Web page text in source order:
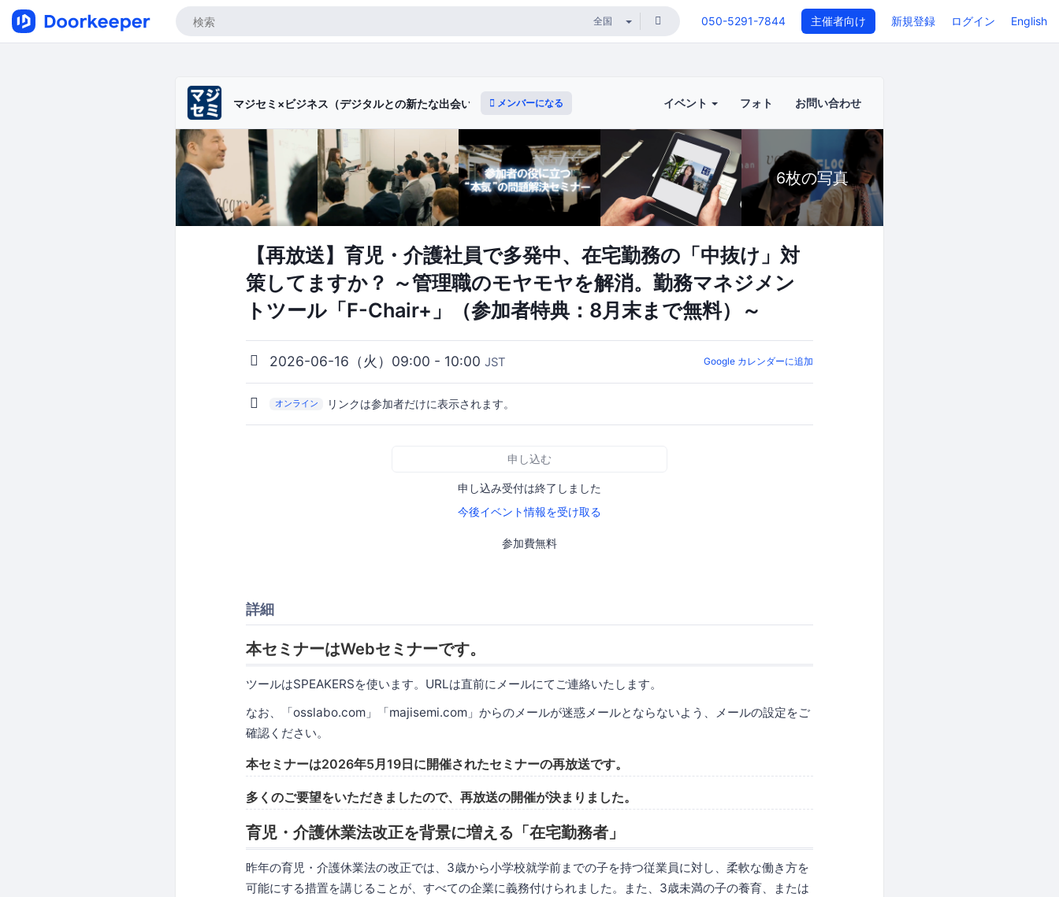
050-5291-7844 主催者向け 新規登録 ログイン English
マジセミ×ビジネス（デジタルとの新たな出会いと体験）メンバーになる イベント フォト お問い合わせ
6枚の写真
【再放送】育児・介護社員で多発中、在宅勤務の「中抜け」対
策してますか？ ～管理職のモヤモヤを解消。勤務マネジメン
トツール「F-Chair+」（参加者特典：8月末まで無料）～
2026-06-16（火）09:00 - 10:00 JST Google カレンダーに追加
オンライン リンクは参加者だけに表示されます。
申し込む
申し込み受付は終了しました
今後イベント情報を受け取る
参加費無料
詳細
本セミナーはWebセミナーです。
ツールはSPEAKERSを使います。URLは直前にメールにてご連絡いたします。
なお、「osslabo.com」「majisemi.com」からのメールが迷惑メールとならないよう、メールの設定をご
確認ください。
本セミナーは2026年5月19日に開催されたセミナーの再放送です。
多くのご要望をいただきましたので、再放送の開催が決まりました。
育児・介護休業法改正を背景に増える「在宅勤務者」
昨年の育児・介護休業法の改正では、3歳から小学校就学前までの子を持つ従業員に対し、柔軟な働き方を
可能にする措置を講じることが、すべての企業に義務付けられました。また、3歳未満の子の養育、または